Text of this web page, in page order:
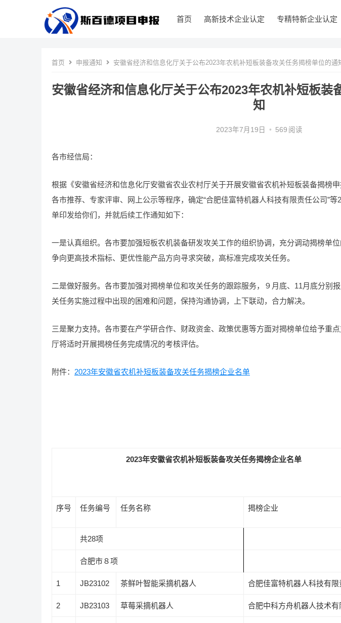
首页 高新技术企业认定 专精特新企业认定
首页 申报通知 安徽省经济和信息化厅关于公布2023年农机补短板装备攻关任务揭榜单位的通
安徽省经济和信息化厅关于公布2023年农机补短板装
知
2023年7月19日 • 569 阅读
各市经信局：
根据《安徽省经济和信息化厅安徽省农业农村厅关于开展安徽省农机补短板装备揭榜
各市推荐、专家评审、网上公示等程序，确定“合肥佳富特机器人科技有限责任公司”
单印发给你们，并就后续工作通知如下：
一是认真组织。各市要加强短板农机装备研发攻关工作的组织协调，充分调动揭榜单
争向更高技术指标、更优性能产品方向寻求突破，高标准完成攻关任务。
二是做好服务。各市要加强对揭榜单位和攻关任务的跟踪服务，９月底、11月底分别
关任务实施过程中出现的困难和问题，保持沟通协调，上下联动，合力解决。
三是聚力支持。各市要在产学研合作、财政资金、政策优惠等方面对揭榜单位给予重
厅将适时开展揭榜任务完成情况的考核评估。
附件： 2023年安徽省农机补短板装备攻关任务揭榜企业名单
2023年安徽省农机补短板装备攻关任务揭榜企业名单
序号 任务编号 任务名称 揭榜企业
共28项
合肥市８项
1 JB23102 茶鲜叶智能采摘机器人 合肥佳富特机器人科技有限
2 JB23103 草莓采摘机器人 合肥中科方舟机器人技术有